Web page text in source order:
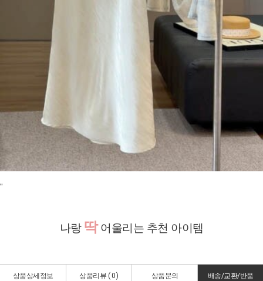
"
나랑 딱어울리는 추천 아이템
상품상세정보 상품리뷰 ( 0) 상품문의 배송/교환/반품